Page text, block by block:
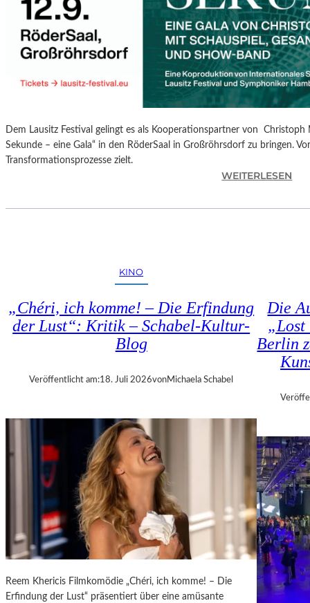
S
P
R
O
G
R
A
M
I
W
N
D
–
K
Ü
S
E
R
,
T
E
R
M
I
N
E
U
Dem Lausitz Festival gelingt es als Kooperationspartner von Christoph
Sekunde – eine Gala“ in den RöderSaal in Großröhrsdorf zu bringen.
Transformationsprozesse zielt.
WEITERLESEN
H
H
M
A
R
T
A
E
R
S
„
E
R
S
T
E
L
E
KINO
„Chéri, ich komme! – Die Erfindung
der Lust“: Kritik – Schabel-Kultur-
Blog
Veröffentlicht am:18. Juli 2026vonMichaela Schabel
Reem Khericis Filmkomödie „Chéri, ich komme! – Die
Erfindung der Lust“ präsentiert über eine amüsante
Die
Berlin